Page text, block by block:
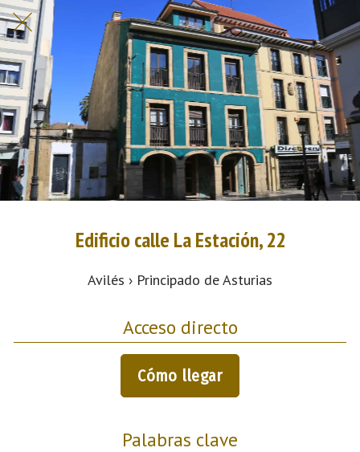
Edificio calle La Estación, 22
Avilés › Principado de Asturias
Acceso directo
Cómo llegar
Palabras clave